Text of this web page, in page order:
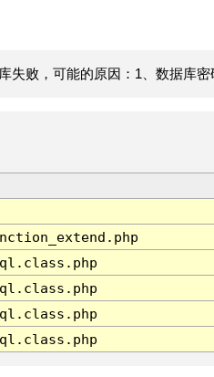
失败，可能的原因：1、数据库密